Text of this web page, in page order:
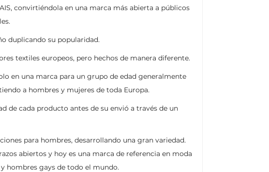
convirtiéndola en una marca más abierta a públicos
duplicando su popularidad.
textiles europeos, pero hechos de manera diferente.
en una marca para un grupo de edad generalmente
a hombres y mujeres de toda Europa.
de cada producto antes de su envió a través de un
para hombres, desarrollando una gran variedad.
abiertos y hoy es una marca de referencia en moda
hombres gays de todo el mundo.